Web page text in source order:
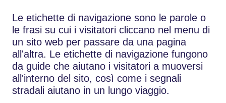
Le etichette di navigazione sono le parole o
le frasi su cui i visitatori cliccano nel menu di
un sito web per passare da una pagina
all'altra. Le etichette di navigazione fungono
da guide che aiutano i visitatori a muoversi
all'interno del sito, così come i segnali
stradali aiutano in un lungo viaggio.